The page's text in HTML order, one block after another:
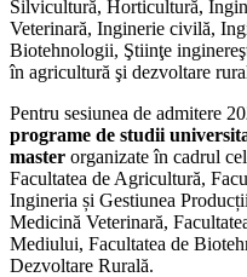
Silvicultură, Horticultură,
Veterinară, Inginerie civilă,
Biotehnologii, Ştiinţe
în agricultură şi dezvoltare
Pentru sesiunea de admitere
programe de studii
master organizate în cadrul
Facultatea de Agricultură,
Ingineria și Gestiunea
Medicină Veterinară,
Mediului, Facultatea de
Dezvoltare Rurală.